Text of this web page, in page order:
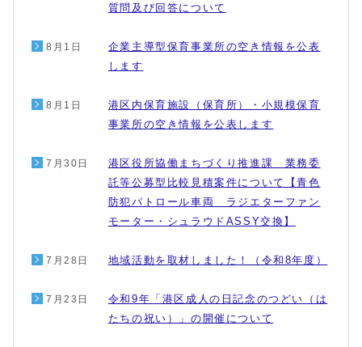
質問及び回答について
8月1日
企業主導型保育事業所の空き情報を公表
します
8月1日
港区内保育施設（保育所）・小規模保育
事業所の空き情報を公表します
7月30日
港区役所協働まちづくり推進課 業務委
託等公募型比較見積案件について【青色
防犯パトロール車両 ラジエターファン
モーター・シュラウドASSY交換】
7月28日 地域活動を取材しました！（令和8年度）
7月23日
令和9年「港区成人の日記念のつどい（は
たちの祝い）」の開催について